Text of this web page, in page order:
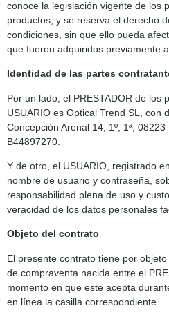
conoce la legislación vigente de los
productos, y se reserva el derecho
condiciones, sin que ello pueda
que fueron adquiridos previamente
Identidad de las partes
Por un lado, el PRESTADOR de los
USUARIO es Optical Trend SL, con
Concepción Arenal 14, 1º, 1ª,
B44897270.
Y de otro, el USUARIO, registrado
nombre de usuario y contraseña,
responsabilidad plena de uso y
veracidad de los datos personales
Objeto del contrato
El presente contrato tiene por
de compraventa nacida entre el
momento en que este acepta
en línea la casilla correspondiente.